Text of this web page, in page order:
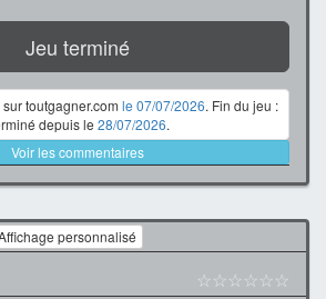
Jeu terminé
toutgagner.com le 07/07/2026. Fin du jeu :
depuis le 28/07/2026.
Voir les commentaires
personnalisé
☆☆☆☆☆☆